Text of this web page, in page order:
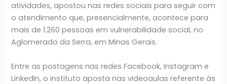
atividades, apostou nas redes sociais para seguir com
o atendimento que, presencialmente, acontece para
mais de 1.260 pessoas em vulnerabilidade social, no
Aglomerado da Serra, em Minas Gerais.
Entre as postagens nas redes Facebook, Instagram e
LinkedIn, o instituto aposta nas videoaulas referente às